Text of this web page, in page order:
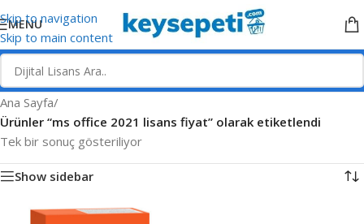
Skip to navigation
Skip to main content
MENU
Ana Sayfa/
Ürünler “ms office 2021 lisans fiyat” olarak etiketlendi
Tek bir sonuç gösteriliyor
Show sidebar